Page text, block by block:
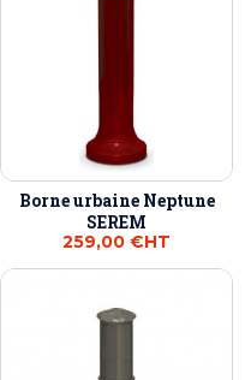
Borne urbaine Neptune
SEREM
259,00 €HT